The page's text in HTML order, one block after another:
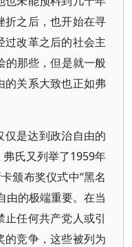
折之后，也开始在寻
改革之后的社会主
的那些，但是就一般
的关系大致也正如弗
是达到政治自由的
氏又列举了1959年
颁布奖仪式中“黑名
由的极端重要。在当
任何共产党人或引
的竞争，这些被列为